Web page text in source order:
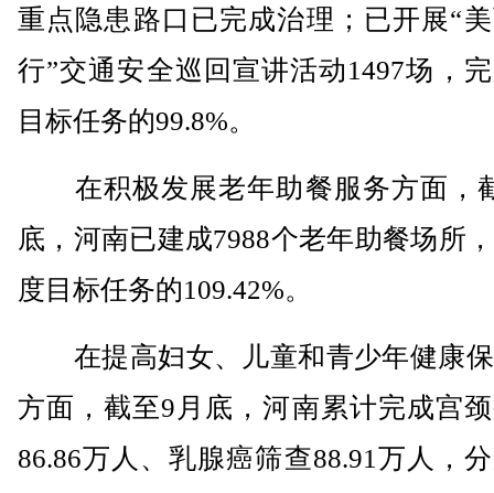
重点隐患路口已完成治理；已开展“
行”交通安全巡回宣讲活动1497场，
目标任务的99.8%。
在积极发展老年助餐服务方面，
底，河南已建成7988个老年助餐场所
度目标任务的109.42%。
在提高妇女、儿童和青少年健康
方面，截至9月底，河南累计完成宫
86.86万人、乳腺癌筛查88.91万人，